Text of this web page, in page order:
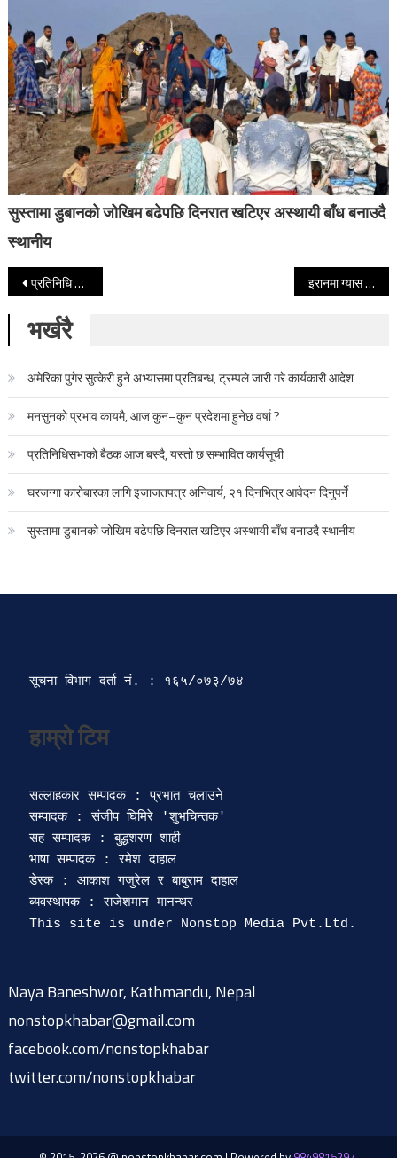
सुस्तामा डुबानको जोखिम बढेपछि दिनरात खटिएर अस्थायी बाँध बनाउदै
स्थानीय
Post navigation
प्रतिनिधि सभाका ज्येष्ठ सदस्य केसीले आज शपथ लिँदै इरानमा ग्यास संरचनामाथि हमला भएको दाबी
भर्खरै
अमेरिका पुगेर सुत्केरी हुने अभ्यासमा प्रतिबन्ध, ट्रम्पले जारी गरे कार्यकारी आदेश
मनसुनको प्रभाव कायमै, आज कुन–कुन प्रदेशमा हुनेछ वर्षा ?
प्रतिनिधिसभाको बैठक आज बस्दै, यस्तो छ सम्भावित कार्यसूची
घरजग्गा कारोबारका लागि इजाजतपत्र अनिवार्य, २१ दिनभित्र आवेदन दिनुपर्ने
सुस्तामा डुबानको जोखिम बढेपछि दिनरात खटिएर अस्थायी बाँध बनाउदै स्थानीय
सूचना विभाग दर्ता‍ नं. : १६५/०७३/७४
हाम्रो टिम
सल्लाहकार सम्पादक : प्रभात चलाउने
सम्पादक : संजीप घिमिरे 'शुभचिन्तक'
सह सम्पादक : बुद्धशरण शाही
भाषा सम्पादक : रमेश दाहाल
डेस्क : आकाश गजुरेल र बाबुराम दाहाल
ब्यवस्थापक : राजेशमान मानन्धर
Naya Baneshwor, Kathmandu, Nepal
nonstopkhabar@gmail.com
facebook.com/nonstopkhabar
twitter.com/nonstopkhabar